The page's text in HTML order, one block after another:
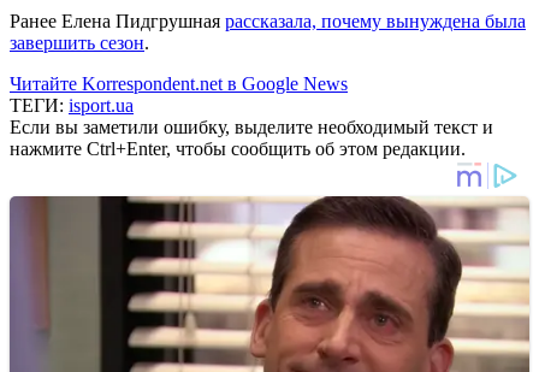
Ранее Елена Пидгрушная рассказала, почему вынуждена была
завершить сезон.
Читайте Korrespondent.net в Google News
ТЕГИ: isport.ua
Если вы заметили ошибку, выделите необходимый текст и
нажмите Ctrl+Enter, чтобы сообщить об этом редакции.